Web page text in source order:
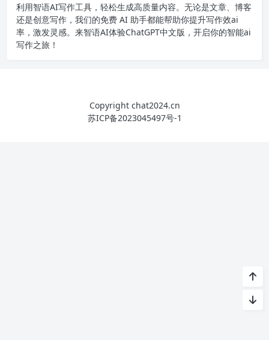
利用智语AI写作工具，轻松生成高质量内容。无论是文章、博客
还是创意写作，我们的免费 AI 助手都能帮助你提升写作效ai
率，激发灵感。来智语AI体验ChatGPT中文版 ，开启你的智能ai
写作之旅！
Copyright chat2024.cn
苏ICP备2023045497号-1